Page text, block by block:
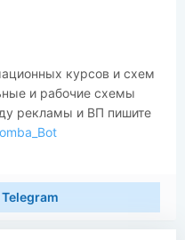
курсов и схем
и рабочие схемы
рекламы и ВП пишите